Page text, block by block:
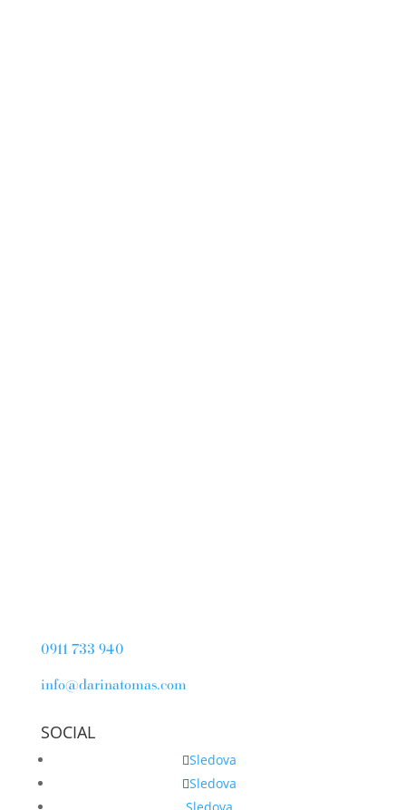
0911 733 940
info@darinatomas.com
SOCIAL
Sledova
Sledova